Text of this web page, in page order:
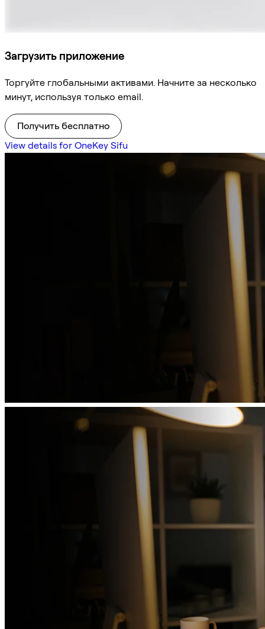
Загрузить приложение
Торгуйте глобальными активами. Начните за несколько
минут, используя только email.
Получить бесплатно
View details for OneKey Sifu